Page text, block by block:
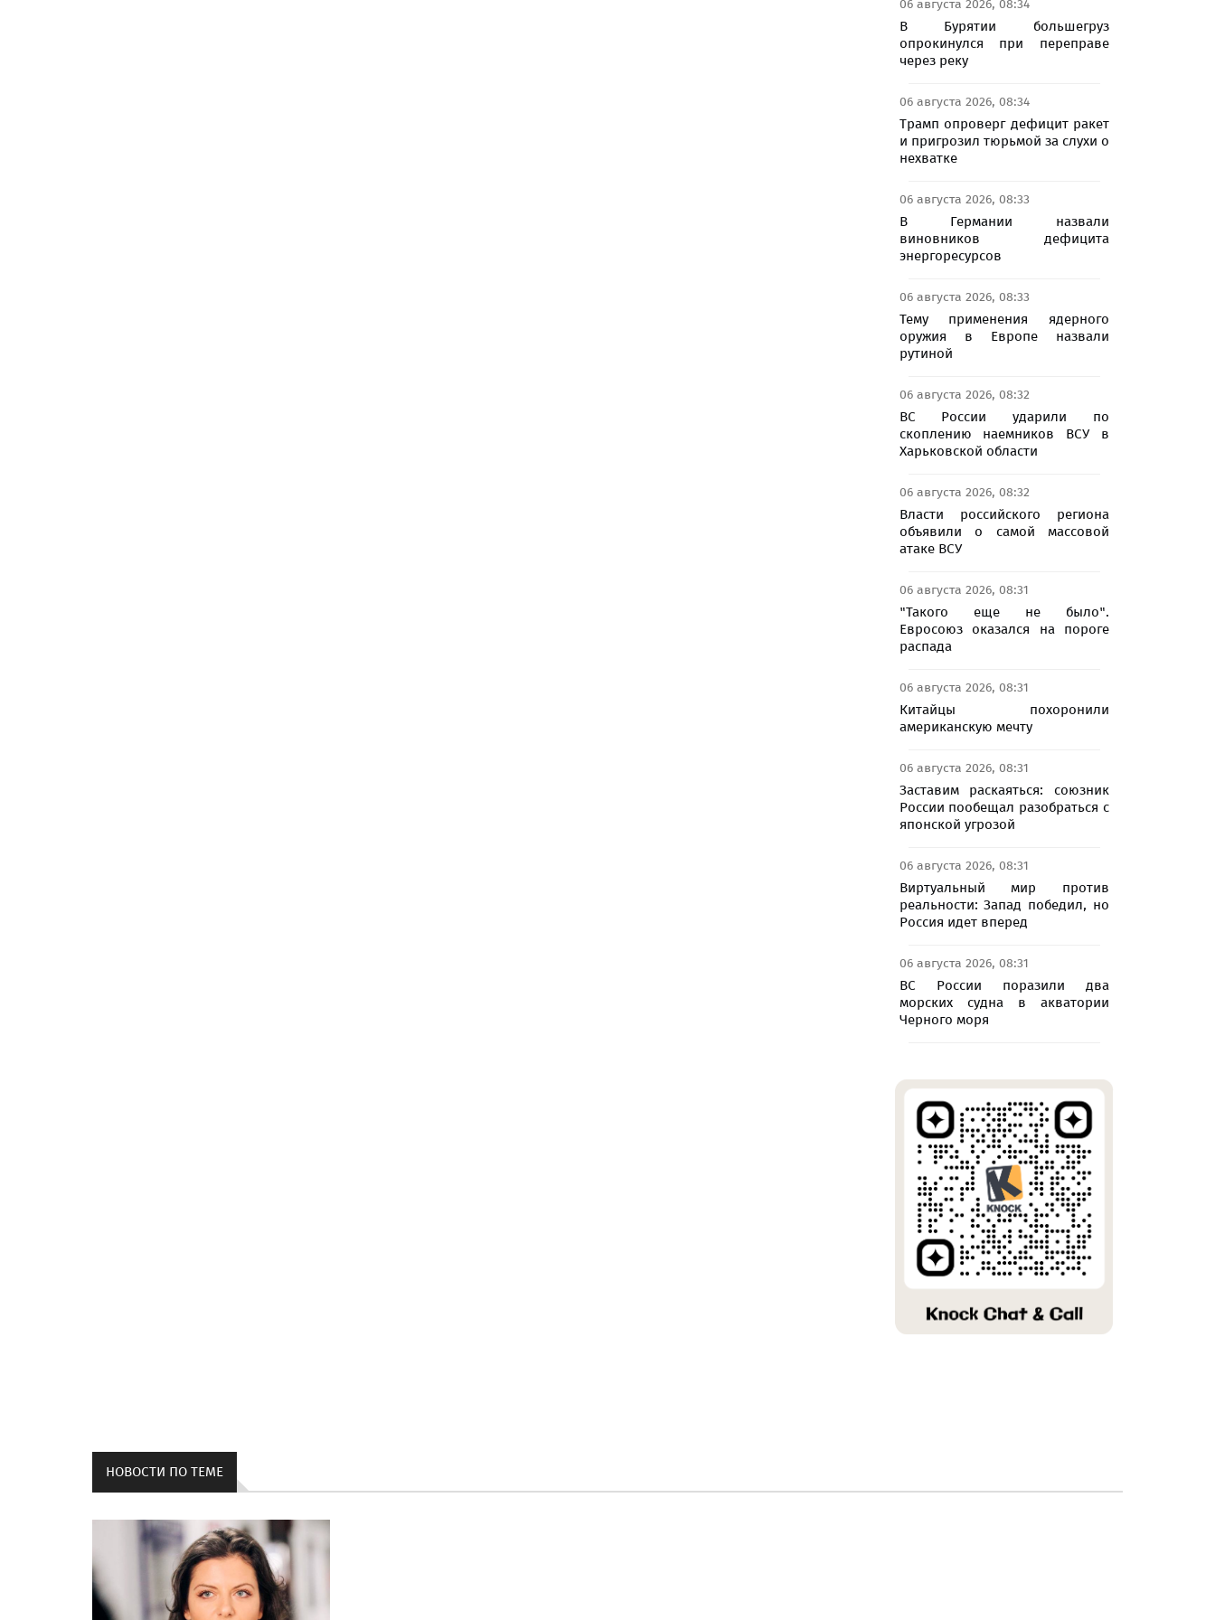
06 августа 2026, 08:34
В Бурятии большегруз
опрокинулся при переправе
через реку
06 августа 2026, 08:34
Трамп опроверг дефицит ракет
и пригрозил тюрьмой за слухи о
нехватке
06 августа 2026, 08:33
В Германии назвали
виновников дефицита
энергоресурсов
06 августа 2026, 08:33
Тему применения ядерного
оружия в Европе назвали
рутиной
06 августа 2026, 08:32
ВС России ударили по
скоплению наемников ВСУ в
Харьковской области
06 августа 2026, 08:32
Власти российского региона
объявили о самой массовой
атаке ВСУ
06 августа 2026, 08:31
"Такого еще не было".
Евросоюз оказался на пороге
распада
06 августа 2026, 08:31
Китайцы похоронили
американскую мечту
06 августа 2026, 08:31
Заставим раскаяться: союзник
России пообещал разобраться с
японской угрозой
06 августа 2026, 08:31
Виртуальный мир против
реальности: Запад победил, но
Россия идет вперед
06 августа 2026, 08:31
ВС России поразили два
морских судна в акватории
Черного моря
НОВОСТИ ПО ТЕМЕ